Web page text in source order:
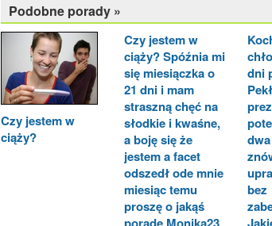
Podobne porady »
Czy jestem w
ciąży?
Czy jestem w
ciąży? Spóźnia mi
się miesiączka o
21 dni i mam
straszną chęć na
słodkie i kwaśne,
a boję się że
jestem a facet
odszedł ode mnie
miesiąc temu
proszę o jakąś
dni
bez